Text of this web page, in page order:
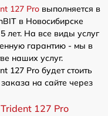
127 Pro выполняется в
в Новосибирске
лет. На все виды услуг
гарантию - мы в
наших услуг.
127 Pro будет стоить
на сайте через
127 Pro